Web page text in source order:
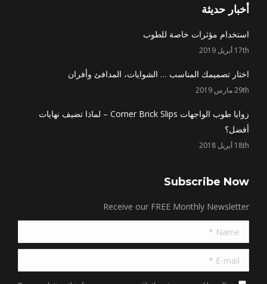
opens
new
window
opens
new
window
opens
new
window
new
أخبار حديثة
استخدام مؤثرات خاصة للطوب
17th أبريل 2019
اختار تصميمك المناسب … الشوايات، المدافئ وأفران
29th مارس 2019
زوايا طوب الواجهات Corner Brick Slips – لماذا تضيف نهايات
أفضل؟
18th أبريل 2018
Subscribe Now
Receive our FREE Monthly Newsletter
Name *
E-mail *